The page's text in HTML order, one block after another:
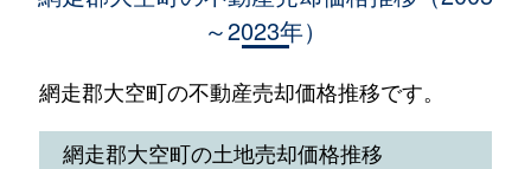
～2023年）
網走郡大空町の不動産売却価格推移です。
網走郡大空町の土地売却価格推移